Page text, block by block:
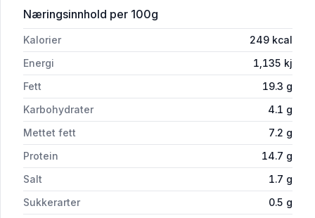
Næringsinnhold for 'Økologisk Frilandsgris Karbonade
per 100g
Kalorier 249 kcal
Energi
1,135 kj
Fett
19.3 g
Karbohydrater
4.1 g
Mettet fett
7.2 g
Protein
14.7 g
Salt
1.7 g
Sukkerarter
0.5 g